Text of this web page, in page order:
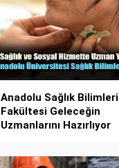
Anadolu Sağlık Bilimleri
Fakültesi Geleceğin
Uzmanlarını Hazırlıyor